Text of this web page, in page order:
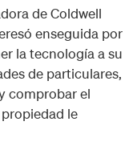
de Coldwell
enseguida por
la tecnología a su
de particulares,
comprobar el
le